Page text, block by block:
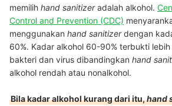
memilih hand sanitizeradalah alkohol.
Control and Prevention (CDC)
menggunakan hand sanitizerdengan
60%. Kadar alkohol 60-90% terbukti
bakteri dan virus dibandingkan hand
alkohol rendah atau nonalkohol.
Bila kadar alkohol kurang dari itu,hand